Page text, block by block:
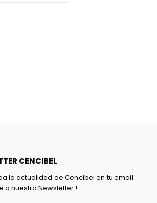
CENCIBEL
la actualidad de Cencibel en tu email
a nuestra Newsletter !